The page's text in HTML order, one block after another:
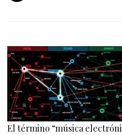
El término “música